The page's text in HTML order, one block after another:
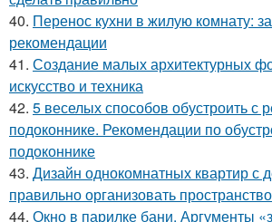
40. Перенос кухни в жилую комнату:
рекомендации
41. Создание малых архитектурных
искусство и техника
42. 5 веселых способов обустроить с
подоконнике. Рекомендации по
подоконнике
43. Дизайн однокомнатных квартир с
правильно организовать
44. Окно в парилке бани. Аргументы